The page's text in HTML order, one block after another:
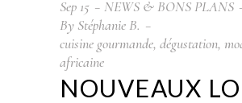
Sep 15
NEWS & BONS PLANS
By Stéphanie B.
cuisine gourmande, dégustation,
africaine
NOUVEAUX